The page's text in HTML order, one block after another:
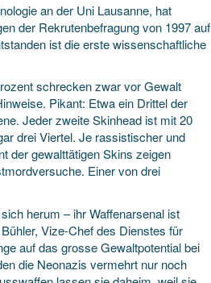
an der Uni Lausanne, hat
der Rekrutenbefragung von 1997 auf
ist die erste wissenschaftliche
schrecken zwar vor Gewalt
Pikant: Etwa ein Drittel der
Jeder zweite Skinhead ist mit 20
drei Viertel. Je rassistischer und
der gewalttätigen Skins zeigen
Einer von drei
herum – ihr Waffenarsenal ist
Vize-Chef des Dienstes für
auf das grosse Gewaltpotential bei
die Neonazis vermehrt nur noch